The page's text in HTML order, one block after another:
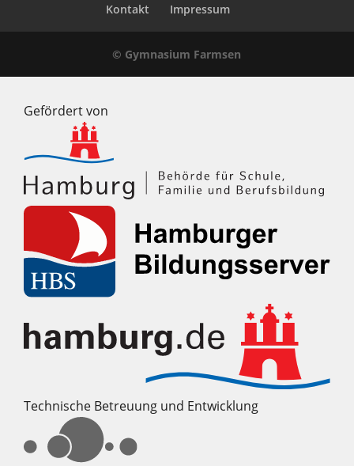
Kontakt Impressum
© Gymnasium Farmsen
Gefördert von
Technische Betreuung und Entwicklung